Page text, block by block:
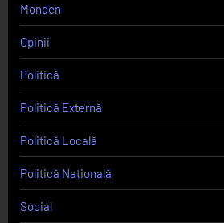
Monden
Opinii
Politică
Politică Externă
Politică Locală
Politică Națională
Social